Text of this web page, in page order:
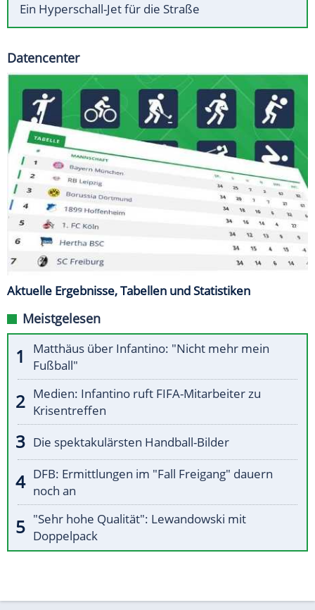
Ein Hyperschall-Jet für die Straße
Datencenter
Aktuelle Ergebnisse, Tabellen und Statistiken
Meistgelesen
Matthäus über Infantino: "Nicht mehr mein
Fußball"
Medien: Infantino ruft FIFA-Mitarbeiter zu
Krisentreffen
Die spektakulärsten Handball-Bilder
DFB: Ermittlungen im "Fall Freigang" dauern
noch an
"Sehr hohe Qualität": Lewandowski mit
Doppelpack